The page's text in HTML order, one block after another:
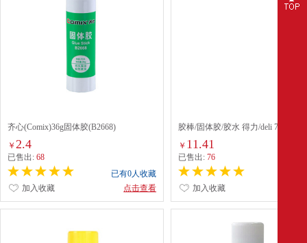
齐心(Comix)36g固体胶(B2668)
￥ 2.4
已售出: 68
已有0人收藏
点击查看
加入收藏
胶棒/固体胶/胶水 得力/deli 7102 胶
￥ 11.41
已售出:76
加入收藏